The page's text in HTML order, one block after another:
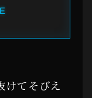
けてそびえ